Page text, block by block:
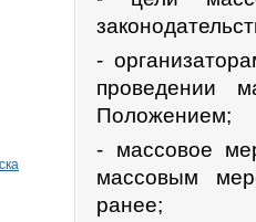
-
проведении
Положением;
- массовое
массовым
ранее;